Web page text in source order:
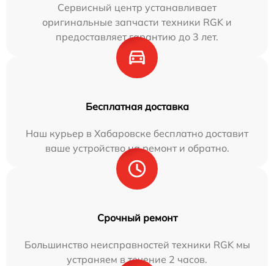
Сервисный центр устанавливает
оригинальные запчасти техники RGK и
предоставляет гарантию до 3 лет.
Бесплатная доставка
Наш курьер в Хабаровске бесплатно доставит
ваше устройство на ремонт и обратно.
Срочный ремонт
Большинство неисправностей техники RGK мы
устраняем в течение 2 часов.